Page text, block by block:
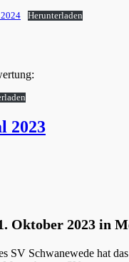
Herunterladen
2023
Oktober 2023 in
SV Schwanewede hat